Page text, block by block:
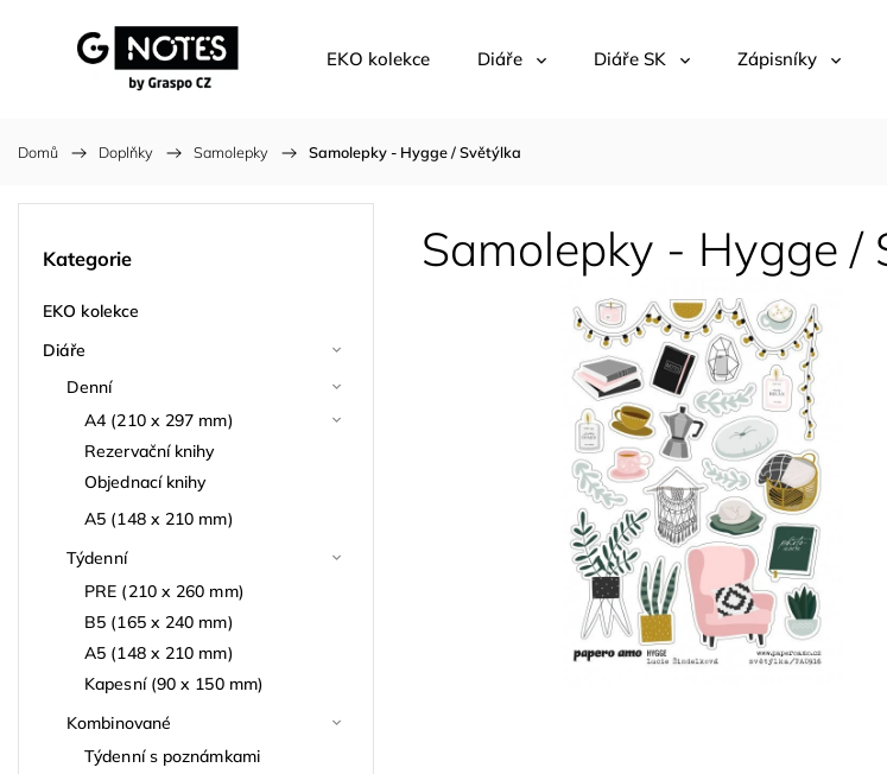
EKO kolekce Diáře Diáře SK Zápisníky
Domů / Doplňky / Samolepky / Samolepky - Hygge / Světýlka
Kategorie
EKO kolekce
Diáře
Denní
A4 (210 x 297 mm)
Rezervační knihy
Objednací knihy
A5 (148 x 210 mm)
Týdenní
PRE (210 x 260 mm)
B5 (165 x 240 mm)
A5 (148 x 210 mm)
Kapesní (90 x 150 mm)
Kombinované
Týdenní s poznámkami
Samolepky - Hygge /